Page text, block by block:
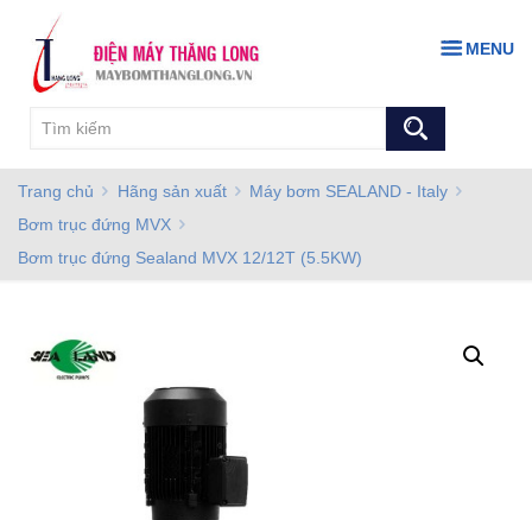
MENU
Trang chủ Hãng sản xuất
Máy bơm SEALAND - Italy
Bơm trục đứng MVX
Bơm trục đứng Sealand MVX 12/12T (5.5KW)